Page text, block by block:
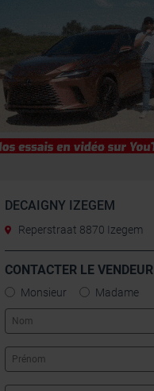
DECAIGNY IZEGEM
Reperstraat 8870 Izegem
CONTACTER LE VENDEUR
Monsieur Madame